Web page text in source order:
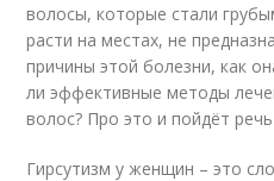
волосы, которые стали
расти на местах, не
причины этой болезни, как
ли эффективные методы
волос? Про это и пойдёт
Гирсутизм у женщин – это